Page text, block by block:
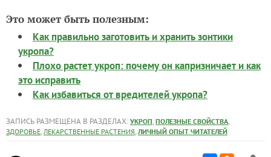
Это может быть полезным:
Как правильно заготовить и хранить зонтики
укропа?
Плохо растет укроп: почему он капризничает и как
это исправить
Как избавиться от вредителей укропа?
ЗАПИСЬ РАЗМЕЩЕНА В РАЗДЕЛАХ: УКРОП, ПОЛЕЗНЫЕ СВОЙСТВА,
ЗДОРОВЬЕ, ЛЕКАРСТВЕННЫЕ РАСТЕНИЯ, ЛИЧНЫЙ ОПЫТ ЧИТАТЕЛЕЙ